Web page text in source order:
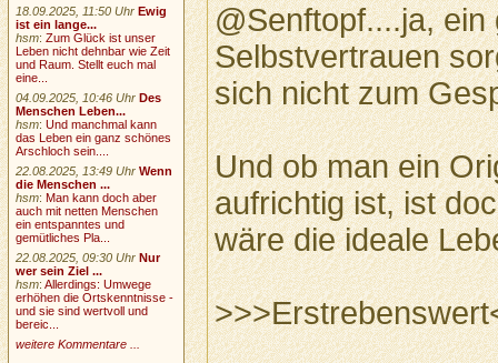
@Senftopf....ja, ein
Selbstvertrauen
sich nicht zum
Und ob man ein
aufrichtig ist, ist
wäre die ideale
18.09.2025, 11:50 Uhr Ewig
ist ein lange...
hsm:Zum Glück ist unser
Leben nicht dehnbar wie Zeit
und Raum. Stellt euch mal
eine...
04.09.2025, 10:46 Uhr Des
Menschen Leben...
hsm:Und manchmal kann
das Leben ein ganz schönes
Arschloch sein....
22.08.2025, 13:49 Uhr Wenn
die Menschen ...
hsm:Man kann doch aber
auch mit netten Menschen
ein entspanntes und
gemütliches Pla...
22.08.2025, 09:30 Uhr Nur
wer sein Ziel ...
hsm:Allerdings: Umwege
erhöhen die Ortskenntnisse -
und sie sind wertvoll und
bereic...
weitere Kommentare ...